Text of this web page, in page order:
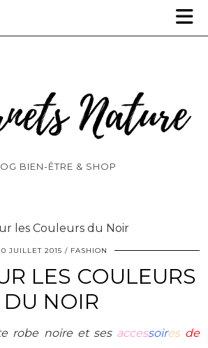
BIEN-ÊTRE & SHOP
les Couleurs du Noir
JUILLET 2015 FASHION
LES COULEURS
DU NOIR
robe noire et ses accessoires de